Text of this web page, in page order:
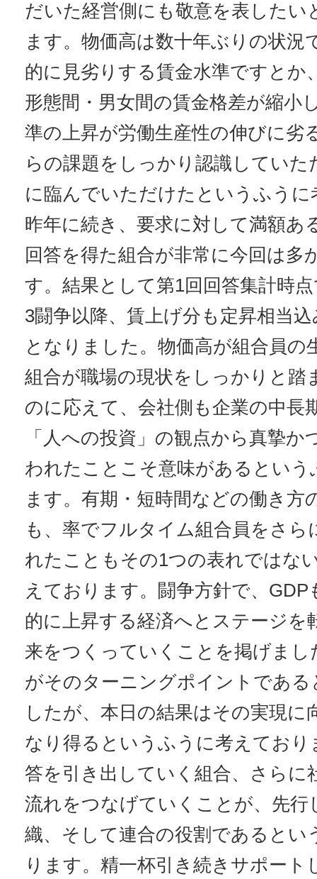
だいた経営側にも敬意を表したい
ます。物価高は数十年ぶりの状況
的に見劣りする賃金水準ですとか
形態間・男女間の賃金格差が縮小
準の上昇が労働生産性の伸びに劣
らの課題をしっかり認識していた
に臨んでいただけたというふう
昨年に続き、要求に対して満額あ
回答を得た組合が非常に今回は多
す。結果として第1回回答集計時
3闘争以降、賃上げ分も定昇相当
となりました。物価高が組合員の
組合が職場の現状をしっかりと踏
のに応えて、会社側も企業の中長
「人への投資」の観点から真摯か
われたことこそ意味があるとい
ます。有期・短時間などの働き方
も、率でフルタイム組合員をさら
れたこともその1つの表れではな
えております。闘争方針で、GDP
的に上昇する経済へとステージを
来をつくっていくことを掲げまし
がそのターニングポイントであ
したが、本日の結果はその実現に
なり得るというふうに考えており
答を引き出していく組合、さらに
流れをつなげていくことが、先行
織、そして連合の役割であるとい
ります。精一杯引き続きサポート